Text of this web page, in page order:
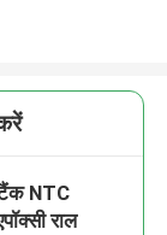
टैंक NTC
राल